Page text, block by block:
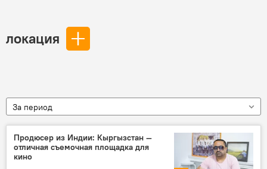
локация
За период
Продюсер из Индии: Кыргызстан —
отличная съемочная площадка для
кино